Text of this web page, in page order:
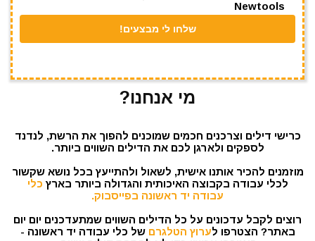
Newtools
מי אנחנו?
כרישי דילים וצרכנים חכמים שמוכנים להפוך את הרשת, לנדנד
לספקים ולארגן לכם את הדילים השווים ביותר.
מוזמנים להכיר אותנו אישית, לשאול ולהתייעץ בכל נושא שקשור
לכלי עבודה בקבוצה האיכותית והגדולה ביותר בארץ כלי
עבודה יד ראשונה בפייסבוק.
רוצים לקבל עדכונים על כל הדילים השווים שמתעדכנים יום יום
באתר? הצטרפו לערוץ הטלגרם של כלי עבודה יד ראשונה -